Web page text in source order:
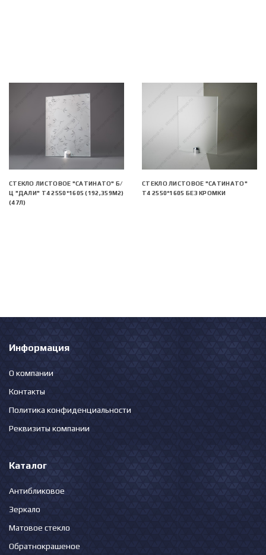
СТЕКЛО ЛИСТОВОЕ "САТИНАТО" Б/
Ц "ДАЛИ" Т4 2550*1605 (192,359М2)
(47Л)
СТЕКЛО ЛИСТОВОЕ "САТИНАТО"
Т4 2550*1605 БЕЗ КРОМКИ
Информация
О компании
Контакты
Политика конфиденциальности
Реквизиты компании
Каталог
Антибликовое
Зеркало
Матовое стекло
Обратнокрашеное